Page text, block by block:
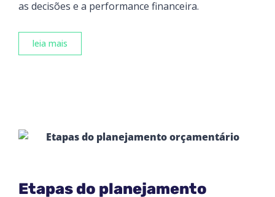
as decisões e a performance financeira.
leia mais
Etapas do planejamento